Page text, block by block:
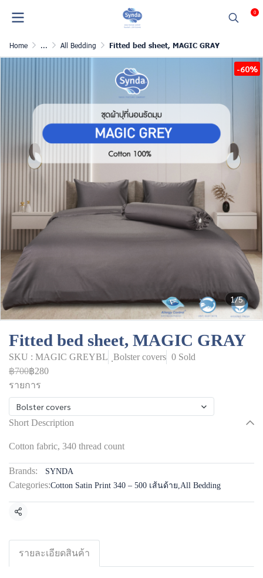
0
Home ... All Bedding Fitted bed sheet, MAGIC GRAY
1/5
-60%
Fitted bed sheet, MAGIC GRAY
SKU : MAGIC GREYBL ฺBolster covers 0 Sold
฿700฿280
รายการ
ฺBolster covers
Short Description
Cotton fabric, 340 thread count
Brands: SYNDA
Categories:Cotton Satin Print 340 – 500 เส้นด้าย,All Bedding
Share
รายละเอียดสินค้า